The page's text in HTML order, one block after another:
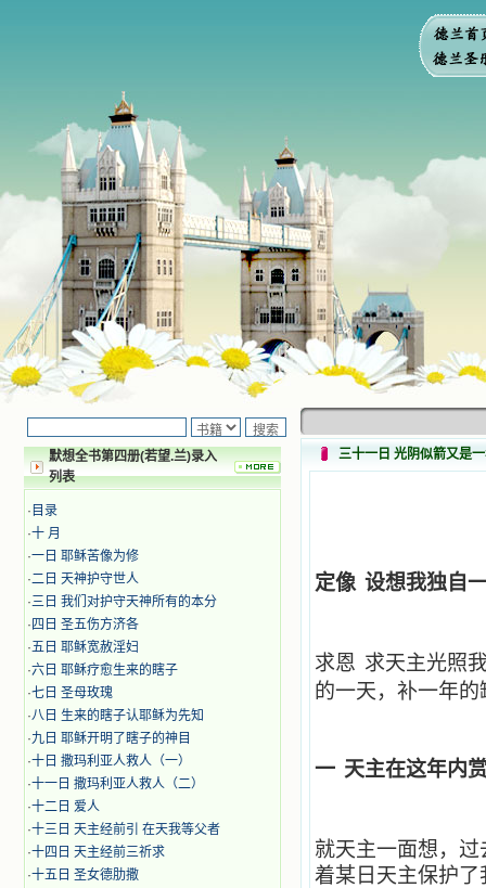
默想全书第四册(若望.兰)录入
列表
· 目录
·十 月
·​​一日 耶稣苦像为修
·二日 天神护守世人
·三日 我们对护守天神所有的本分
· 四日 圣五伤方济各
·五日 耶稣宽赦淫妇
·六日 耶稣疗愈生来的瞎子
·七日 圣母玫瑰
·八日 生来的瞎子认耶稣为先知
·九日 耶稣开明了瞎子的神目
·十日 撒玛利亚人救人（一）
·十一日 撒玛利亚人救人（二）
·十二日 爱人
·十三日 天主经前引 在天我等父者
·十四日 天主经前三祈求
·十五日 圣女德肋撒
三十一日 光阴似箭又是
定像 设想我独自
求恩 求天主光照
的一天，补一年的
一 天主在这年内
就天主一面想，
着某日天主保护